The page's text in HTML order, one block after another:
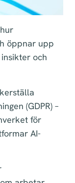
öppnar upp
och
(GDPR) –
för
AI-